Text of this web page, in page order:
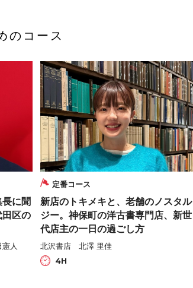
のコース
長に聞
田区の
憲人
定番コース
新店のトキメキと、老舗のノスタル
ジー。神保町の洋古書専門店、新世
代店主の一日の過ごし方
北沢書店 北澤 里佳
4H